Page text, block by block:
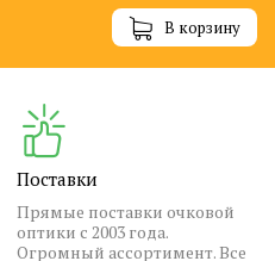
В корзину
Поставки
Прямые поставки очковой
оптики с 2003 года.
Огромный ассортимент. Все